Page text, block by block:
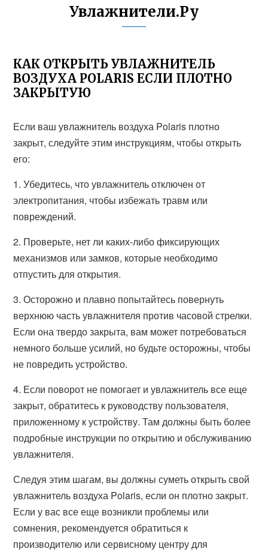
Увлажнители.Ру
КАК ОТКРЫТЬ УВЛАЖНИТЕЛЬ
ВОЗДУХА POLARIS ЕСЛИ ПЛОТНО
ЗАКРЫТУЮ
Если ваш увлажнитель воздуха Polaris плотно
закрыт, следуйте этим инструкциям, чтобы открыть
его:
1. Убедитесь, что увлажнитель отключен от
электропитания, чтобы избежать травм или
повреждений.
2. Проверьте, нет ли каких-либо фиксирующих
механизмов или замков, которые необходимо
отпустить для открытия.
3. Осторожно и плавно попытайтесь повернуть
верхнюю часть увлажнителя против часовой стрелки.
Если она твердо закрыта, вам может потребоваться
немного больше усилий, но будьте осторожны, чтобы
не повредить устройство.
4. Если поворот не помогает и увлажнитель все еще
закрыт, обратитесь к руководству пользователя,
приложенному к устройству. Там должны быть более
подробные инструкции по открытию и обслуживанию
увлажнителя.
Следуя этим шагам, вы должны суметь открыть свой
увлажнитель воздуха Polaris, если он плотно закрыт.
Если у вас все еще возникли проблемы или
сомнения, рекомендуется обратиться к
производителю или сервисному центру для